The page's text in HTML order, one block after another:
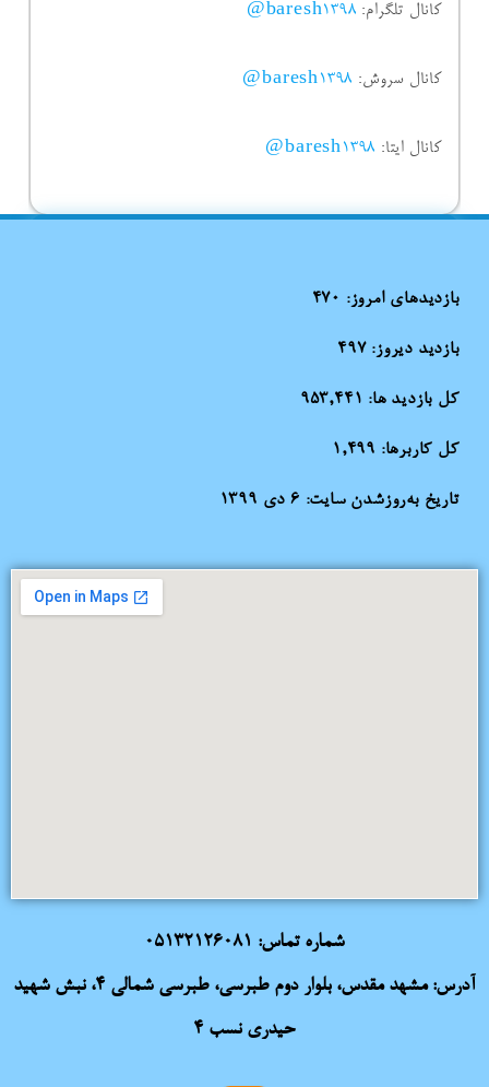
کانال تلگرام: baresh1398@
کانال سروش: baresh1398@
کانال ایتا: baresh1398@
بازدیدهای امروز: 470
بازدید دیروز:497
کل بازدید ها: 953,441
کل کاربرها: 1,499
تاریخ به‌روزشدن سایت: ۶ دی ۱۳۹۹
شماره تماس: 05132126081
آدرس: مشهد مقدس، بلوار دوم طبرسی، طبرسی شمالی 4، نبش شهید
حیدری نسب 4